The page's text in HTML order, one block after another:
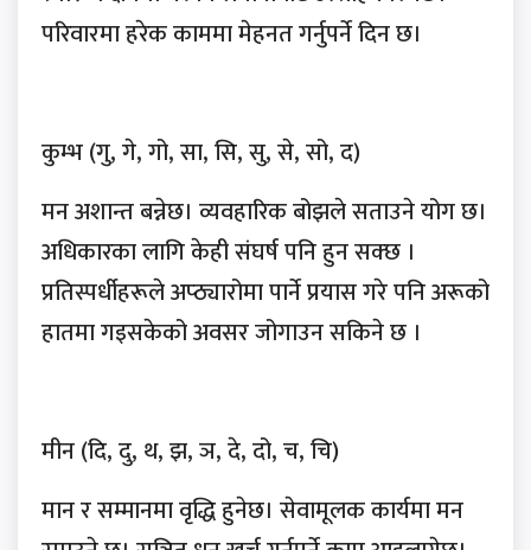
परिवारमा हरेक काममा मेहनत गर्नुपर्ने दिन छ।
कुम्भ (गु, गे, गो, सा, सि, सु, से, सो, द)
मन अशान्त बन्नेछ। व्यवहारिक बोझले सताउने योग छ।
अधिकारका लागि केही संघर्ष पनि हुन सक्छ ।
प्रतिस्पर्धीहरूले अप्ठ्यारोमा पार्ने प्रयास गरे पनि अरूको
हातमा गइसकेको अवसर जोगाउन सकिने छ ।
मीन (दि, दु, थ, झ, ञ, दे, दो, च, चि)
मान र सम्मानमा वृद्धि हुनेछ। सेवामूलक कार्यमा मन